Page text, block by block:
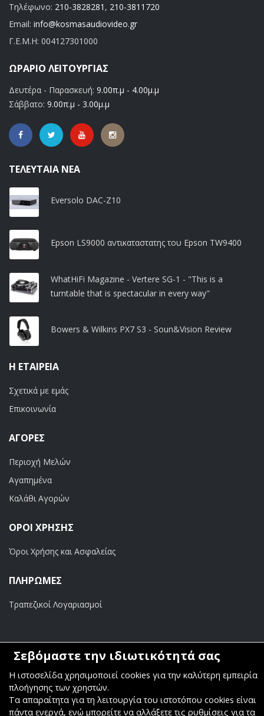
Τηλέφωνο: 210-3828281 , 210-3811720
Email: info@kosmasaudiovideo.gr
Γ.Ε.Μ.Η: 004127301000
ΩΡΆΡΙΟ ΛΕΙΤΟΥΡΓΊΑΣ
Δευτέρα - Παρασκευή: 9.00π.μ - 4.00μ.μ
Σάββατο: 9.00π.μ - 3.00μ.μ
ΤΕΛΕΥΤΑΊΑ ΝΈΑ
Eversolo DAC-Z10
Epson LS9000 αντικαταστατης του Epson TW9400
WhatHiFi Magazine - Vertere SG-1 - "This is a
turntable that is spectacular in every way"
Bowers & Wilkins PX7 S3 - Soun&Vision Review
Η ΕΤΑΙΡΕΊΑ
Σχετικά με εμάς
Επικοινωνία
ΑΓΟΡΈΣ
Περιοχή Μελών
Αγαπημένα
Καλάθι Αγορών
ΟΡΟΙ ΧΡΗΣΗΣ
Όροι Χρήσης και Ασφαλείας
ΠΛΗΡΩΜΕΣ
Τραπεζικοί Λογαριασμοί
Copyright © Κοσμάς Audio Video
. All Rights Reserved
Σεβόμαστε την ιδιωτικότητά σας
Η ιστοσελίδα χρησιμοποιεί cookies για την καλύτερη εμπειρία
πλοήγησης των χρηστών.
Τα απαραίτητα για τη λειτουργία του ιστοτόπου cookies είναι
πάντα ενεργά, ενώ μπορείτε να αλλάξετε τις ρυθμίσεις για τα